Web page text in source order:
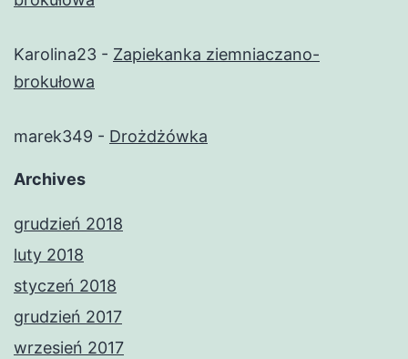
Karolina23 - Zapiekanka ziemniaczano-
brokułowa
marek349 - Drożdżówka
Archives
grudzień 2018
luty 2018
styczeń 2018
grudzień 2017
wrzesień 2017